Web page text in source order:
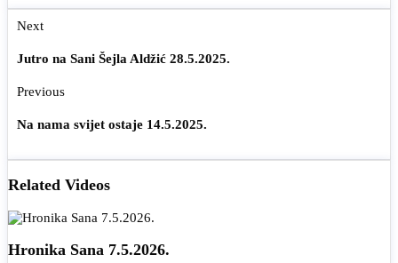
Next
Jutro na Sani Šejla Aldžić 28.5.2025.
Previous
Na nama svijet ostaje 14.5.2025.
Related Videos
Hronika Sana 7.5.2026.